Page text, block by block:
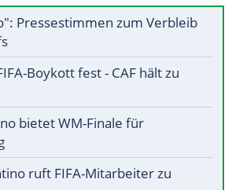
Pressestimmen zum Verbleib
Boykott fest - CAF hält zu
bietet WM-Finale für
ruft FIFA-Mitarbeiter zu